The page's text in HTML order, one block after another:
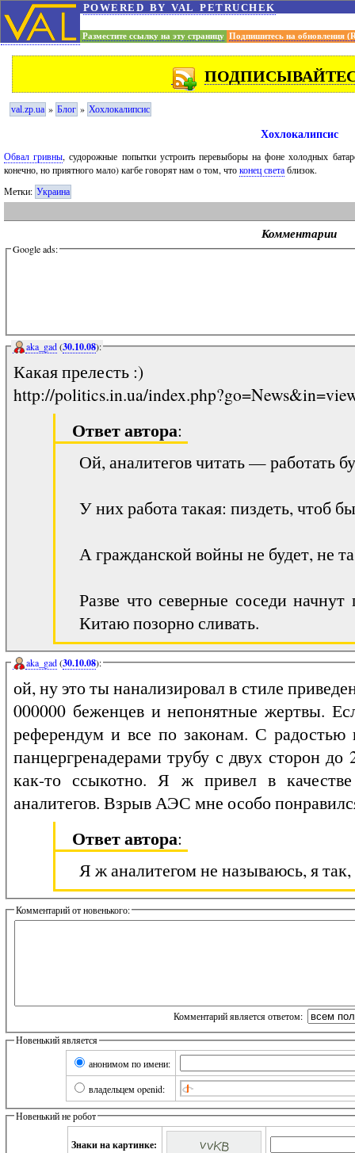
powered by val petruchek
Разместите ссылку на эту страницу Подпишитесь на обновления
val.zp.ua » Блог » Хохлокалипсис
Хохлокалипсис
Обвал гривны, судорожные попытки устроить перевыборы на фоне холодных
конечно, но приятного мало) кагбе говорят нам о том, чтоконец светаблизок.
Метки: Украина
Комментарии
Google ads:
aka_gad(30.10.08):
Какая прелесть :)
http://politics.in.ua/
Ответ автора:
Ой, аналитегов читать — работать
У них работа такая: пиздеть, чтоб
А гражданской войны не будет, не
Разве что северные соседи
Китаю позорно сливать.
aka_gad(30.10.08):
ой, ну это ты нанализировал в стиле
000000 беженцев и непонятные жертвы.
референдум и все по законам. С
панцергренадерами трубу с двух сторон
как-то ссыкотно. Я ж привел в
аналитегов. Взрыв АЭС мне особо
Ответ автора:
Я ж аналитегом не называюсь, я
Комментарий от новенького:
Комментарий является ответом:
Новенький является
анонимом по имени:
владельцем openid:
Новенький не робот
Знаки на картинке: